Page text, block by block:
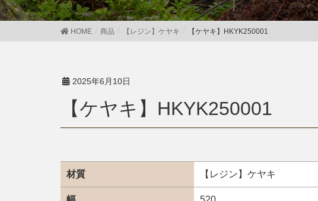
HOME 商品 【レジン】ケヤキ 【ケヤキ】HKYK250001
2025年6月10日
【ケヤキ】HKYK250001
材質 【レジン】ケヤキ